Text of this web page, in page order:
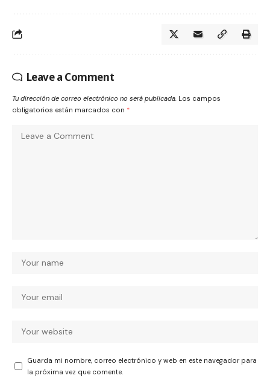
Leave a Comment
Tu dirección de correo electrónico no será publicada. Los campos
obligatorios están marcados con *
Guarda mi nombre, correo electrónico y web en este navegador para
la próxima vez que comente.